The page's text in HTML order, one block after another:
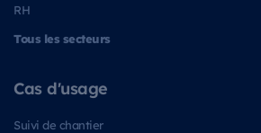
RH
Tous les secteurs
Cas d'usage
Suivi de chantier